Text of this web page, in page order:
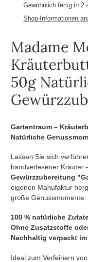
Gewöhnlich fertig in 2
Shop-Informationen
Madame
50g
Gartentraum –
Natürliche
Lassen Sie sich
handverlesener Kräuter
Gewürzzubereitung
eigenen Manufaktur
große Genussmomente.
100 % natürliche
Ohne Zusatzstoffe
Nachhaltig verpackt
Ideal zum Verfeinern